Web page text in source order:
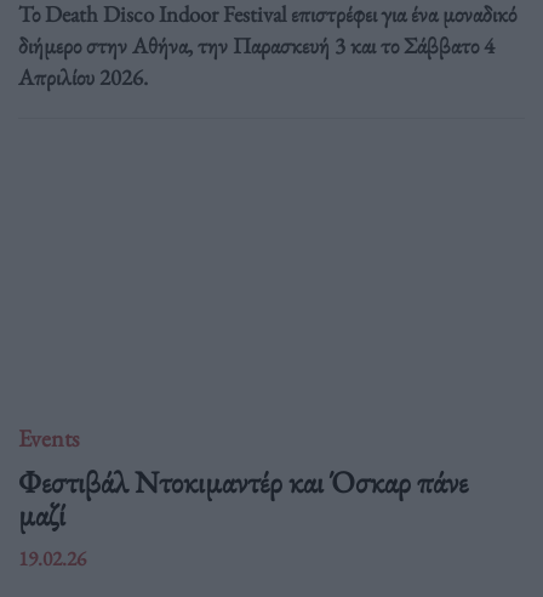
Το Death Disco Indoor Festival επιστρέφει για ένα μοναδικό
διήμερο στην Αθήνα, την Παρασκευή 3 και το Σάββατο 4
Απριλίου 2026.
Events
Φεστιβάλ Ντοκιμαντέρ και Όσκαρ πάνε
μαζί
19.02.26